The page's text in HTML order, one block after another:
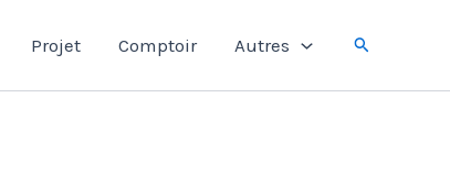
Projet Comptoir Autres Rechercher